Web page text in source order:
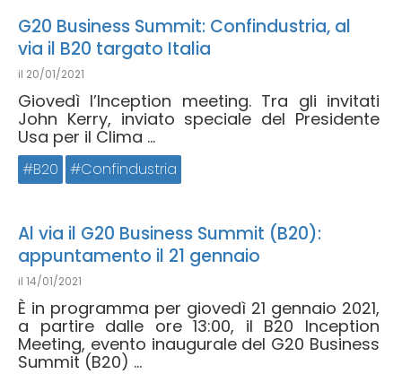
G20 Business Summit: Confindustria, al
via il B20 targato Italia
il 20/01/2021
Giovedì l’Inception meeting. Tra gli invitati
John Kerry, inviato speciale del Presidente
Usa per il Clima ...
B20 Confindustria
Al via il G20 Business Summit (B20):
appuntamento il 21 gennaio
il 14/01/2021
È in programma per giovedì 21 gennaio 2021,
a partire dalle ore 13:00, il B20 Inception
Meeting, evento inaugurale del G20 Business
Summit (B20) ...